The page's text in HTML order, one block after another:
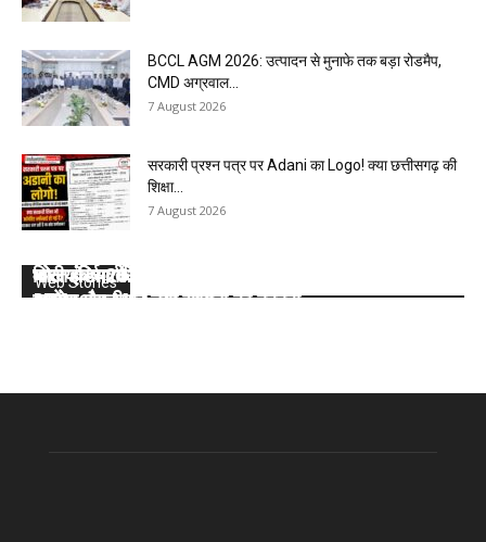
BCCL AGM 2026: उत्पादन से मुनाफे तक बड़ा रोडमैप,
CMD अग्रवाल...
7 August 2026
सरकारी प्रश्न पत्र पर Adani का Logo! क्या छत्तीसगढ़ की
शिक्षा...
7 August 2026
Web Stories
कोल इंडिया की 10 मेगा माइंस ने Q1 में बनाया रिकॉर्ड, SECL,
NCL और MCL की खदानों का दबदबा
भारत के सर्वाधिक कोयला भंडार वाले सात राज्यों के बारे में
जानें:
वित्तीय वर्ष 2025- 26 : कोल इंडिया लिमिटेड की टॉप- 10
खदान
कोल इंडिया ने डिस्पैच का टारगेट भी किया कम, देखें 2026-
27 का कंपनीवार नया लक्ष्य
कोल इंडिया ने घटाया लक्ष्य, देखें 2026- 27 का कंपनीवार नया
टारगेट